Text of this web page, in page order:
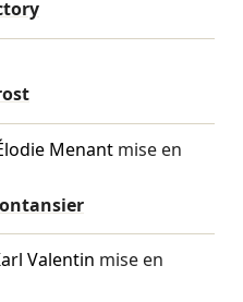
Menantmise en
Valentin mise en